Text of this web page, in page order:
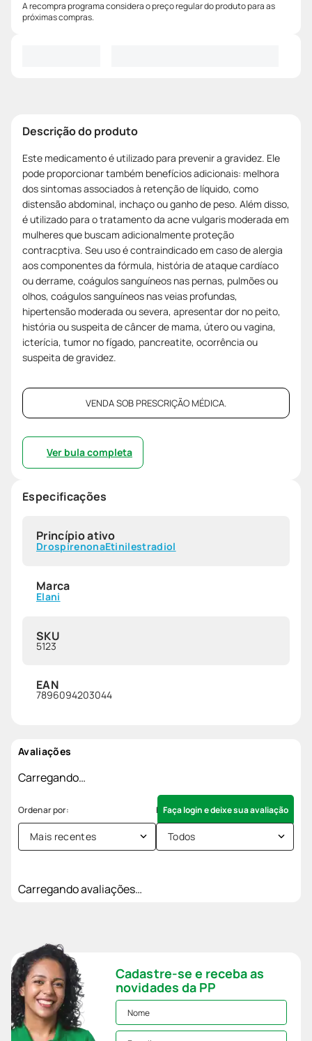
A recompra programa considera o preço regular do produto para as
próximas compras.
Descrição do produto
Este medicamento é utilizado para prevenir a gravidez. Ele
pode proporcionar também benefícios adicionais: melhora
dos sintomas associados à retenção de líquido, como
distensão abdominal, inchaço ou ganho de peso. Além disso,
é utilizado para o tratamento da acne vulgaris moderada em
mulheres que buscam adicionalmente proteção
contracptiva. Seu uso é contraindicado em caso de alergia
aos componentes da fórmula, história de ataque cardíaco
ou derrame, coágulos sanguíneos nas pernas, pulmões ou
olhos, coágulos sanguíneos nas veias profundas,
hipertensão moderada ou severa, apresentar dor no peito,
história ou suspeita de câncer de mama, útero ou vagina,
icterícia, tumor no fígado, pancreatite, ocorrência ou
suspeita de gravidez.
VENDA SOB PRESCRIÇÃO MÉDICA.
Ver bula completa
Especificações
Princípio ativo
DrospirenonaEtinilestradiol
Marca
Elani
SKU
5123
EAN
7896094203044
Avaliações
Carregando…
Faça login e deixe sua avaliação
Mais recentes Todos
Carregando avaliações…
Cadastre-se e receba as
novidades da PP